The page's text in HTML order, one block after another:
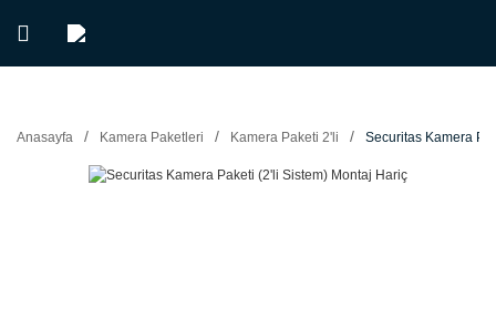
Anasayfa Kamera Paketleri Kamera Paketi 2'li Securitas Kamera